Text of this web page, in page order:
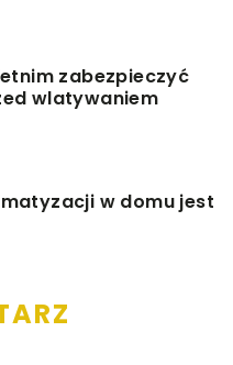
zabezpieczyć
wlatywaniem
w domu jest